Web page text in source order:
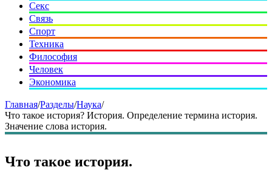
Секс
Связь
Спорт
Техника
Философия
Человек
Экономика
Главная/Разделы/Наука/
Что такое история? История. Определение термина история.
Значение слова история.
Что такое история.